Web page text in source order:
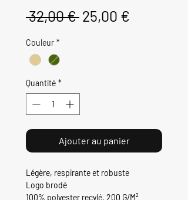
32,00 € Prix
25,00 €
Couleur *
Quantité *
Ajouter au panier
Légère, respirante et robuste
Logo brodé
100% polyester recylé, 200 G/M²